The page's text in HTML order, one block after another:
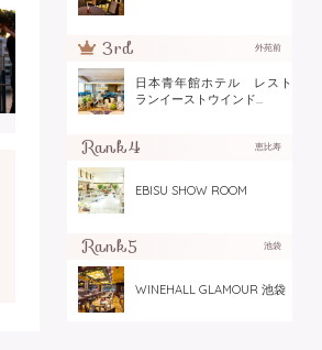
外苑前
日本青年館ホテル レスト
ランイーストウインド...
恵比寿
EBISU SHOW ROOM
池袋
WINEHALL GLAMOUR 池袋